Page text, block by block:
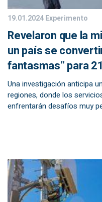
19.01.2024Experimento
Revelaron que la
un país se
fantasmas” para
Una investigación anticipa
regiones, donde los
enfrentarán desafíos muy